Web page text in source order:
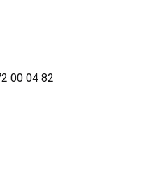
00 04 82